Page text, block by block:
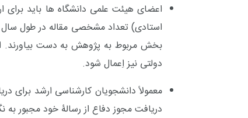
اعضای هیئت علمی دانشگاه ها باید برای
استادی) تعداد مشخصی مقاله در طول سال
بخش مربوط به پژوهش به دست بیاورند.
دولتی نیز اِعمال شود.
معمولاً دانشجویان کارشناسی ارشد برای
دریافت مجوز دفاع از رسالۀ خود مجبور
0+
پرونده گزارش